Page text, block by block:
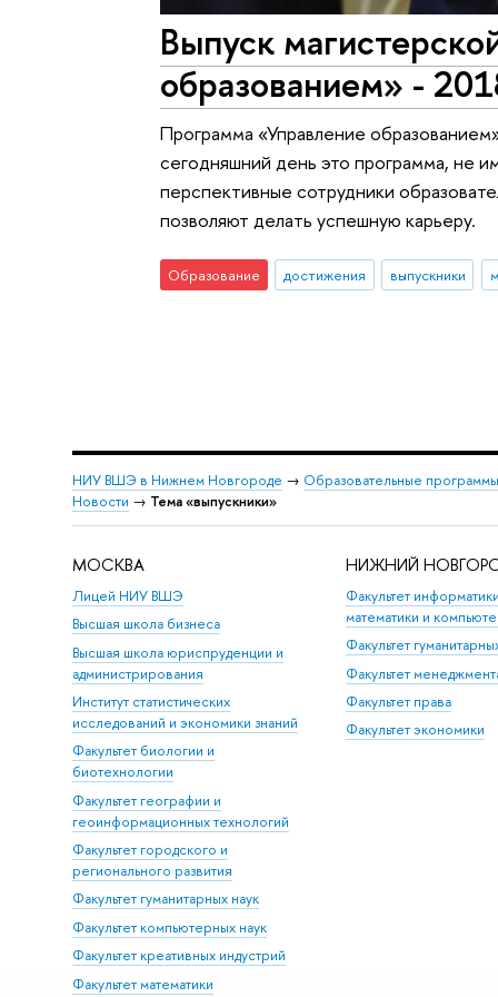
Выпуск
образованием» -
Программа «Управление
сегодняшний день это программа, не
перспективные сотрудники
позволяют делать успешную карьеру.
Образование достижения выпускники
НИУ ВШЭ в Нижнем Новгороде → Образовательные
Новости → Тема «выпускники»
МОСКВА
Лицей НИУ ВШЭ
Высшая школа бизнеса
Высшая школа юриспруденции и
администрирования
Институт статистических
исследований и экономики знаний
Факультет биологии и
биотехнологии
Факультет географии и
геоинформационных технологий
Факультет городского и
регионального развития
Факультет гуманитарных наук
Факультет компьютерных наук
Факультет креативных индустрий
Факультет математики
НИЖНИЙ
Факультет
математики и
Факультет
Факультет
Факультет права
Факультет экономики